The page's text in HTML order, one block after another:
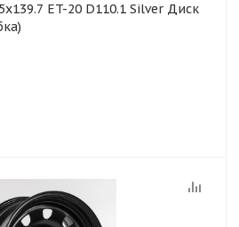
ET-20 D110.1 Silver Диск